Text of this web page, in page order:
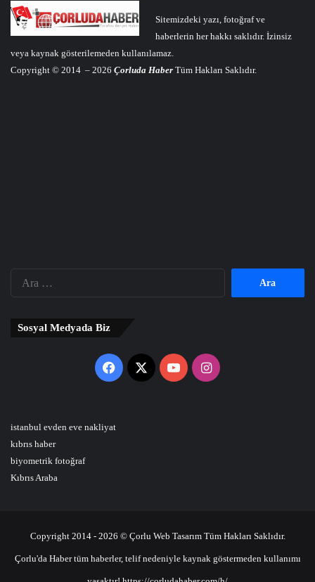
Sitemizdeki yazı, fotoğraf ve
haberlerin her hakkı saklıdır. İzinsiz
veya kaynak gösterilemeden kullanılamaz.
Copyright © 2014 – 2026 Çorluda Haber Tüm Hakları Saklıdır.
Sosyal Medyada Biz
Facebook
X YouTubeInstagram
istanbul evden eve nakliyat
kıbrıs haber
biyometrik fotoğraf
Kıbrıs Araba
Copyright 2014 - 2026 © Çorlu Web Tasarım Tüm Hakları Saklıdır.
Çorlu'da Haber tüm haberler, telif nedeniyle kaynak göstermeden kullanımı